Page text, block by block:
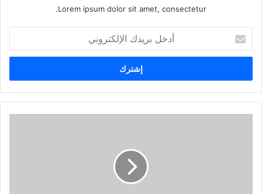
Lorem ipsum dolor sit amet, consectetur.
بريدك
الإلكتروني